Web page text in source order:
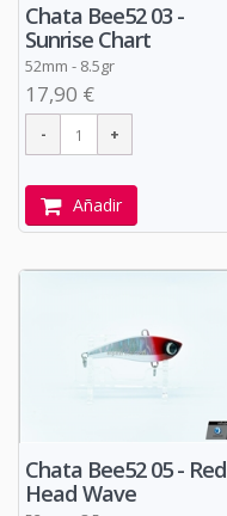
Chata Bee52 03 -
Sunrise Chart
52mm - 8.5gr
17,90 €
Añadir
Chata Bee52 05 - Red
Head Wave